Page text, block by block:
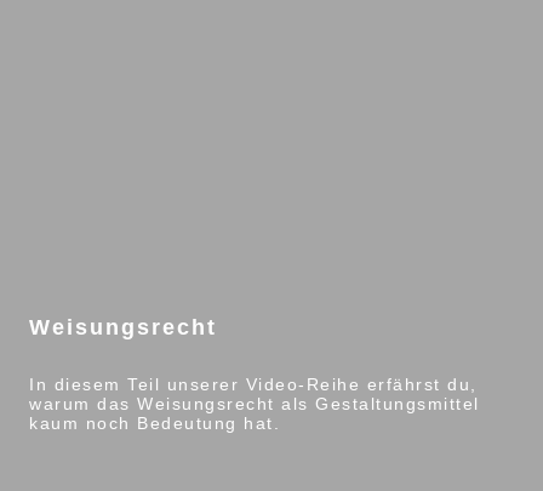
Weisungsrecht
In diesem Teil unserer Video-Reihe erfährst du,
warum das Weisungsrecht als Gestaltungsmittel
kaum noch Bedeutung hat.